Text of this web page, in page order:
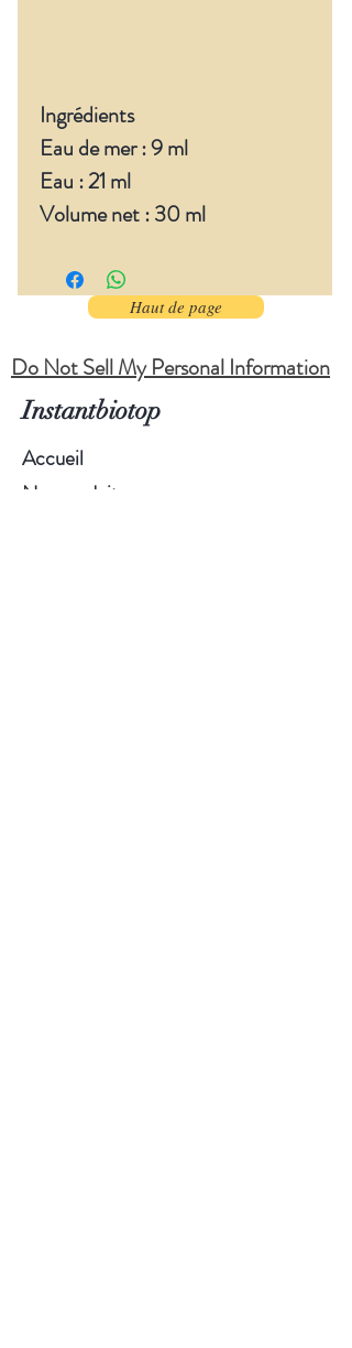
Ingrédients
Eau de mer : 9 ml
Eau : 21 ml
Volume net : 30 ml
Haut de page
Do Not Sell My Personal Information
Instantbiotop
Accueil
Nos produits